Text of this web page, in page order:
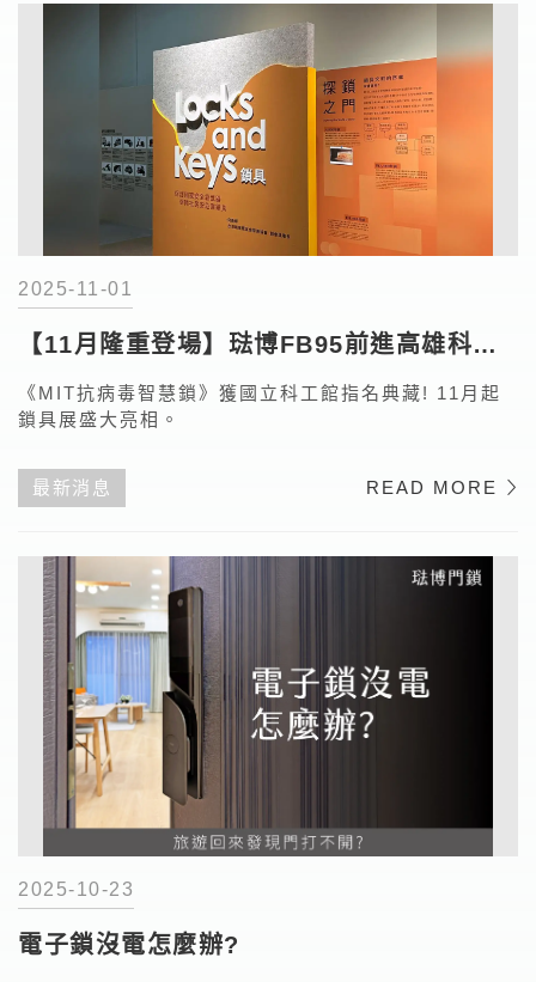
2025-11-01
【11月隆重登場】琺博FB95前進高雄科工
館
《MIT抗病毒智慧鎖》獲國立科工館指名典藏! 11月起
鎖具展盛大亮相。
最新消息 READ MORE
2025-10-23
電子鎖沒電怎麼辦?